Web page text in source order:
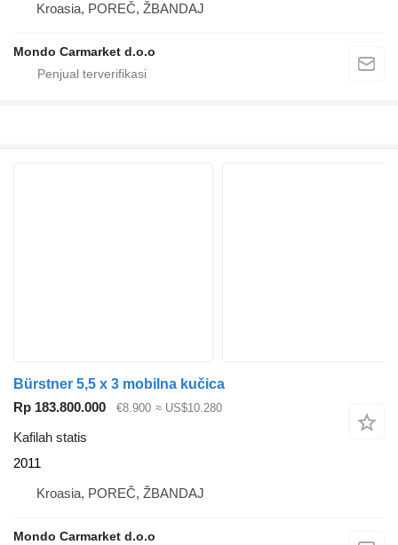
Kroasia, POREČ, ŽBANDAJ
Mondo Carmarket d.o.o
Bürstner 5,5 x 3 mobilna kučica
Rp 183.800.000
€8.900 ≈ US$10.280
Kafilah statis
2011
Kroasia, POREČ, ŽBANDAJ
Mondo Carmarket d.o.o